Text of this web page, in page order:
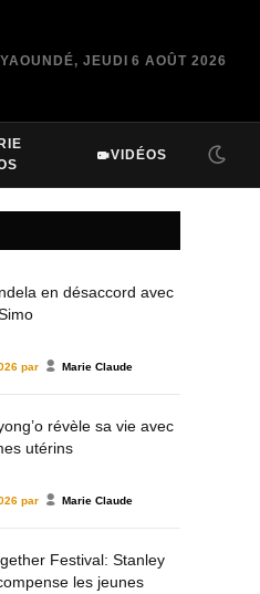
YAOUNDÉ, JEUDI 6 AOÛT 2026
VIDÉOS
en désaccord avec
par Marie Claude
révèle sa vie avec
utérins
par Marie Claude
Festival: Stanley
les jeunes